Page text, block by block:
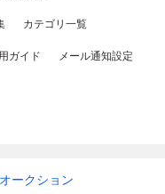
カテゴリ一覧
ガイド メール通知設定
ークション